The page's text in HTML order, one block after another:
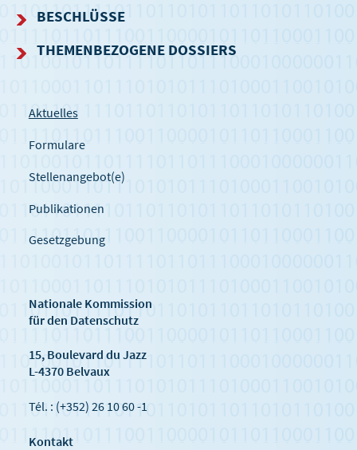
BESCHLÜSSE
THEMENBEZOGENE DOSSIERS
Aktuelles
Formulare
Stellenangebot(e)
Publikationen
Gesetzgebung
Nationale Kommission
für den Datenschutz
15, Boulevard du Jazz
L-4370 Belvaux
Tél. : (+352) 26 10 60 -1
Kontakt